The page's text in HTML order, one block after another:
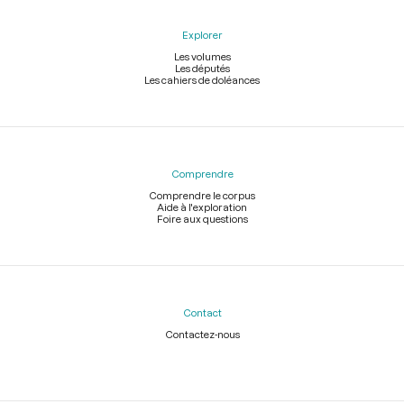
Explorer
Les volumes
Les députés
Les cahiers de doléances
Comprendre
Comprendre le corpus
Aide à l'exploration
Foire aux questions
Contact
Contactez-nous
Légal